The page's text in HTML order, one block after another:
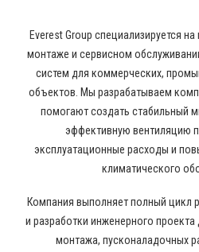
Everest Group специализируется
монтаже и сервисном
систем для коммерческих,
объектов. Мы разрабатываем
помогают создать стабильный
эффективную вентиляцию
эксплуатационные расходы и
климатического
Компания выполняет полный цикл
и разработки инженерного
монтажа, пусконаладочных